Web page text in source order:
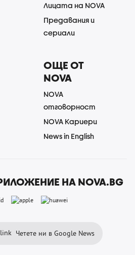
Лицата на NOVA
Предавания и
сериали
ОЩЕ ОТ
NOVA
NOVA
отговорност
NOVA Кариери
News in English
НА NOVA.BG
Четете ни в Google News